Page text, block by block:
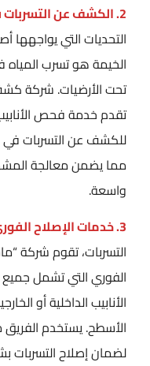
2. الكشف عن التسربات في الأنابيب المخفية:
التحديات التي يواجهها
الخيمة هو تسرب المياه
تحت الأرضيات. شركة
تقدم خدمة فحص
للكشف عن التسربات في
مما يضمن معالجة
واسعة.
3. خدمات الإصلاح الفوري للتسربات:
التسربات، تقوم شركة
الفوري التي تشمل جميع
الأنابيب الداخلية أو
الأسطح. يستخدم الفريق
لضمان إصلاح التسربات